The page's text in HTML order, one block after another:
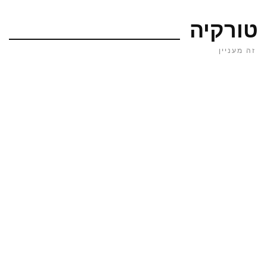
טורקיה
זה מעניין